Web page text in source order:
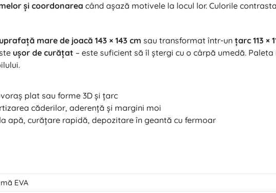
și coordonarea când așază motivele la locul lor. Culorile
mare de joacă 143 × 143 cm sau transformat într-un țarc 113 ×
ușor de curățat – este suficient să îl ștergi cu o cârpă umedă.
plat sau forme 3D și țarc
căderilor, aderență și margini moi
apă, curățare rapidă, depozitare în geantă cu fermoar
EVA